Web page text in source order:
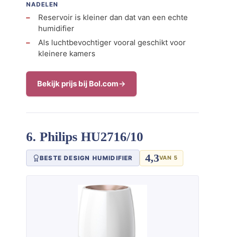
NADELEN
Reservoir is kleiner dan dat van een echte
humidifier
Als luchtbevochtiger vooral geschikt voor
kleinere kamers
Bekijk prijs bij Bol.com
6. Philips HU2716/10
BESTE DESIGN HUMIDIFIER 4,3VAN 5